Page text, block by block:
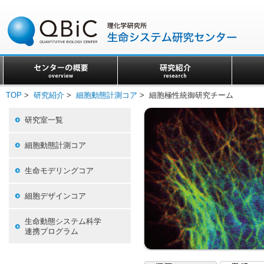
TOP > 研究紹介 > 細胞動態計測コア > 細胞極性統御研究チーム
研究室一覧
細胞動態計測コア
生命モデリングコア
細胞デザインコア
生命動態システム科学
連携プログラム